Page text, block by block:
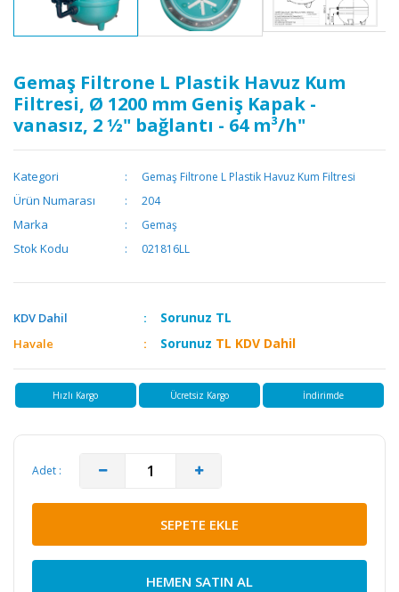
Gemaş Filtrone L Plastik Havuz Kum
Filtresi, Ø 1200 mm Geniş Kapak -
vanasız, 2 ½" bağlantı - 64 m³/h"
Kategori Gemaş Filtrone L Plastik Havuz Kum Filtresi
Ürün Numarası 204
Marka Gemaş
Stok Kodu 021816LL
KDV Dahil Sorunuz TL
Havale Sorunuz TL KDV Dahil
Hızlı Kargo Ücretsiz Kargo İndirimde
Adet :
SEPETE EKLE
HEMEN SATIN AL